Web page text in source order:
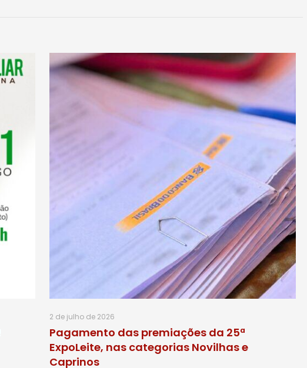
2 de julho de 2026
Pagamento das premiações da 25ª
ExpoLeite, nas categorias Novilhas e
Caprinos